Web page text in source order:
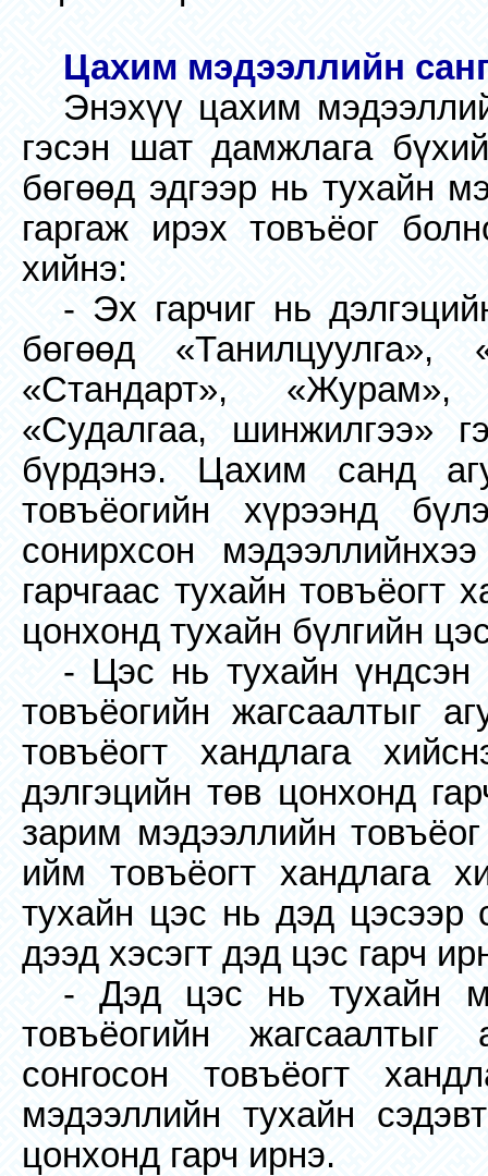
Цахим мэдээллийн
Энэхүү цахим
гэсэн шат дамжлага
бөгөөд эдгээр нь тухайн
гаргаж ирэх товъёог
хийнэ:
- Эх гарчиг нь
бөгөөд «Танилцуулга»,
«Стандарт»,
«Судалгаа, шинжилгээ»
бүрдэнэ. Цахим санд
товъёогийн хүрээнд
сонирхсон
гарчгаас тухайн товъёогт
цонхонд тухайн бүлгийн
- Цэс нь тухайн үндсэн
товъёогийн жагсаалтыг
товъёогт хандлага
дэлгэцийн төв цонхонд
зарим мэдээллийн
ийм товъёогт хандлага
тухайн цэс нь дэд цэсээр
дээд хэсэгт дэд цэс гарч
- Дэд цэс нь тухайн
товъёогийн
сонгосон товъёогт
мэдээллийн тухайн
цонхонд гарч ирнэ.